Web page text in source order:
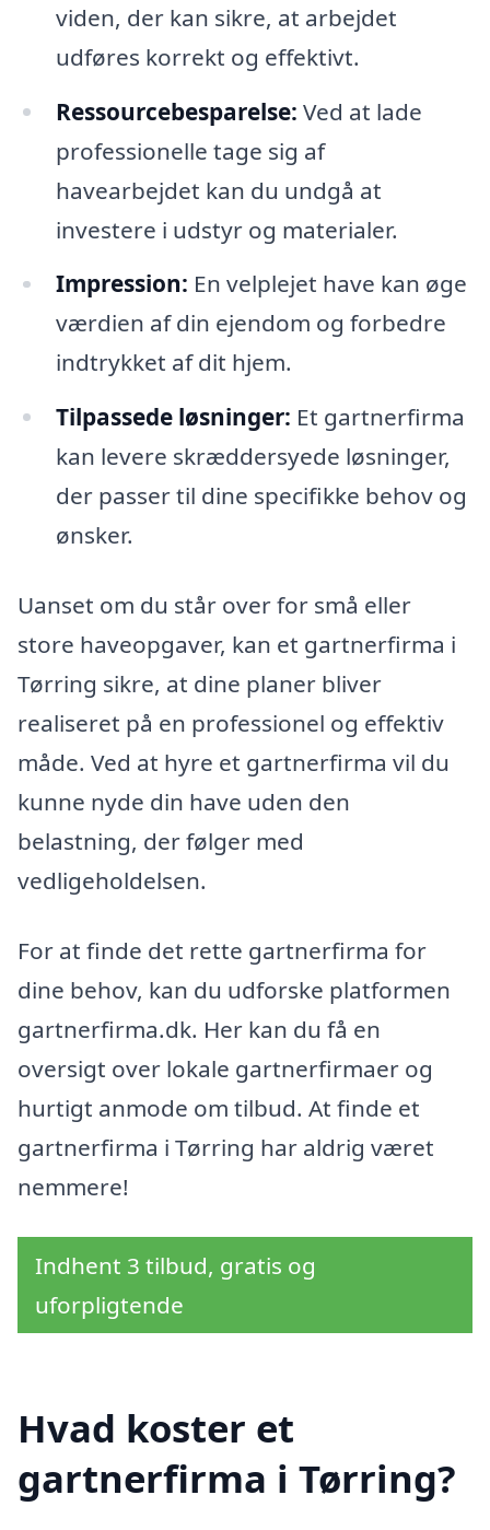
viden, der kan sikre, at arbejdet
udføres korrekt og effektivt.
Ressourcebesparelse: Ved at lade
professionelle tage sig af
havearbejdet kan du undgå at
investere i udstyr og materialer.
Impression: En velplejet have kan øge
værdien af din ejendom og forbedre
indtrykket af dit hjem.
Tilpassede løsninger: Et gartnerfirma
kan levere skræddersyede løsninger,
der passer til dine specifikke behov og
ønsker.
Uanset om du står over for små eller
store haveopgaver, kan et gartnerfirma i
Tørring sikre, at dine planer bliver
realiseret på en professionel og effektiv
måde. Ved at hyre et gartnerfirma vil du
kunne nyde din have uden den
belastning, der følger med
vedligeholdelsen.
For at finde det rette gartnerfirma for
dine behov, kan du udforske platformen
gartnerfirma.dk. Her kan du få en
oversigt over lokale gartnerfirmaer og
hurtigt anmode om tilbud. At finde et
gartnerfirma i Tørring har aldrig været
nemmere!
Indhent 3 tilbud, gratis og
uforpligtende
Hvad koster et
gartnerfirma i Tørring?